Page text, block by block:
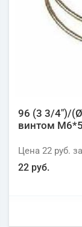
96 (3 3/4")/
винтом
Цена 22 руб.
22 руб.